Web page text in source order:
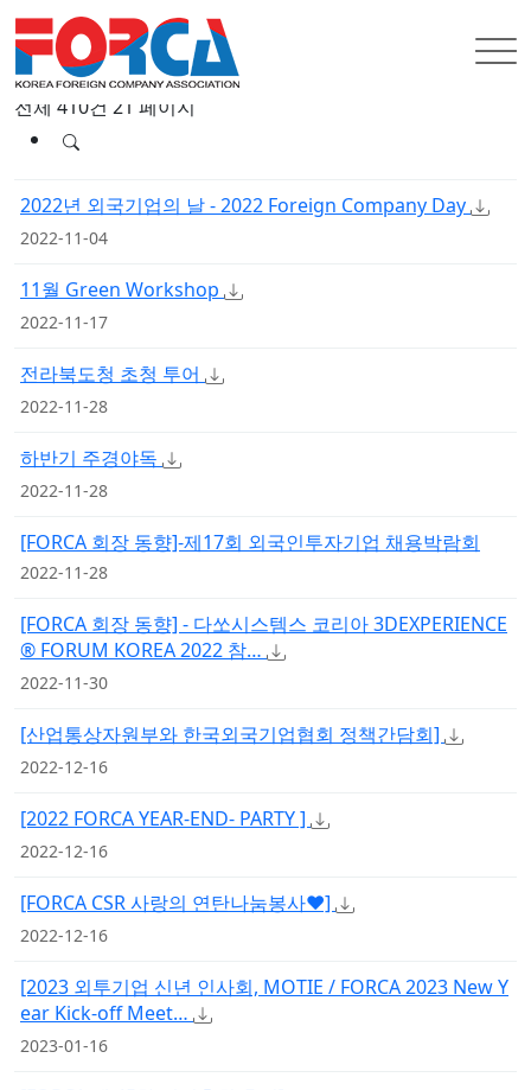
전체 410건 21 페이지
2022년 외국기업의 날 - 2022 Foreign Company Day
2022-11-04
11월 Green Workshop
2022-11-17
전라북도청 초청 투어
2022-11-28
하반기 주경야독
2022-11-28
[FORCA 회장 동향]-제17회 외국인투자기업 채용박람회
2022-11-28
[FORCA 회장 동향] - 다쏘시스템스 코리아 3DEXPERIENCE
® FORUM KOREA 2022 참…
2022-11-30
[산업통상자원부와 한국외국기업협회 정책간담회]
2022-12-16
[2022 FORCA YEAR-END- PARTY ]
2022-12-16
[FORCA CSR 사랑의 연탄나눔봉사♥]
2022-12-16
[2023 외투기업 신년 인사회, MOTIE / FORCA 2023 New Y
ear Kick-off Meet…
2023-01-16